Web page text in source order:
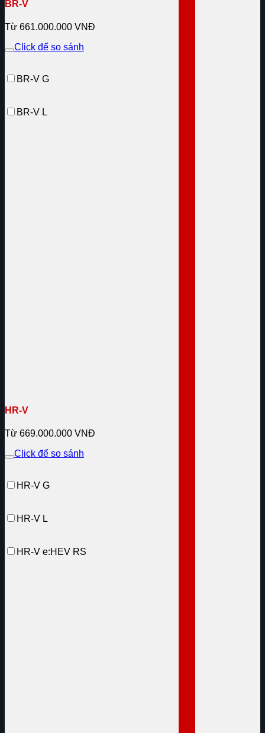
BR-V
Từ 661.000.000 VNĐ
Click để so sánh
BR-V G
BR-V L
HR-V
Từ 669.000.000 VNĐ
Click để so sánh
HR-V G
HR-V L
HR-V e:HEV RS